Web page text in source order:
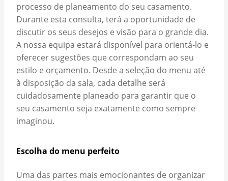
processo de planeamento do seu casamento.
Durante esta consulta, terá a oportunidade de
discutir os seus desejos e visão para o grande dia.
A nossa equipa estará disponível para orientá-lo e
oferecer sugestões que correspondam ao seu
estilo e orçamento. Desde a seleção do menu até
à disposição da sala, cada detalhe será
cuidadosamente planeado para garantir que o
seu casamento seja exatamente como sempre
imaginou.
Escolha do menu perfeito
Uma das partes mais emocionantes de organizar